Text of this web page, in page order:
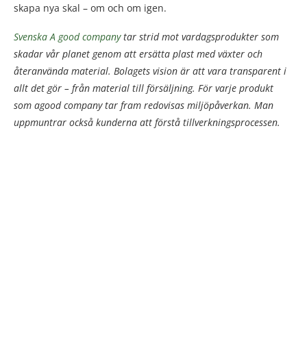
skapa nya skal – om och om igen.
Svenska A good companytar strid mot vardagsprodukter som
skadar vår planet genom att ersätta plast med växter och
återanvända material. Bolagets vision är att vara transparent i
allt det gör – från material till försäljning. För varje produkt
som agood company tar fram redovisas miljöpåverkan. Man
uppmuntrar också kunderna att förstå tillverkningsprocessen.